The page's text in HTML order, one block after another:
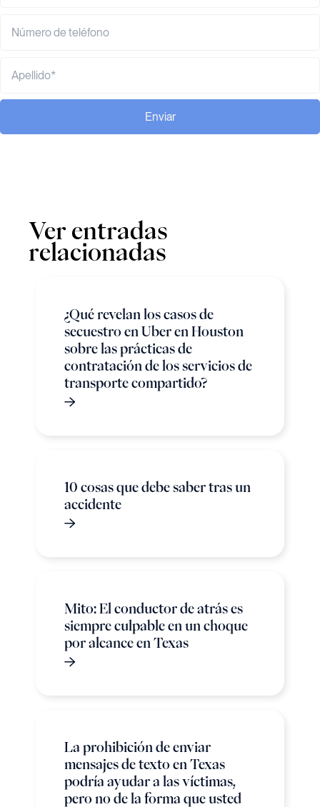
Enviar
Ver entradas
relacionadas
¿Qué revelan los casos de
secuestro en Uber en Houston
sobre las prácticas de
contratación de los servicios de
transporte compartido?
10 cosas que debe saber tras un
accidente
Mito: El conductor de atrás es
siempre culpable en un choque
por alcance en Texas
La prohibición de enviar
mensajes de texto en Texas
podría ayudar a las víctimas,
pero no de la forma que usted